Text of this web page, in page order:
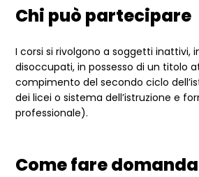
Chi può partecipare
I corsi si rivolgono a soggetti inattivi,
disoccupati, in possesso di un titolo
compimento del secondo ciclo
dei licei o sistema dell’istruzione e
professionale).
Come fare domanda